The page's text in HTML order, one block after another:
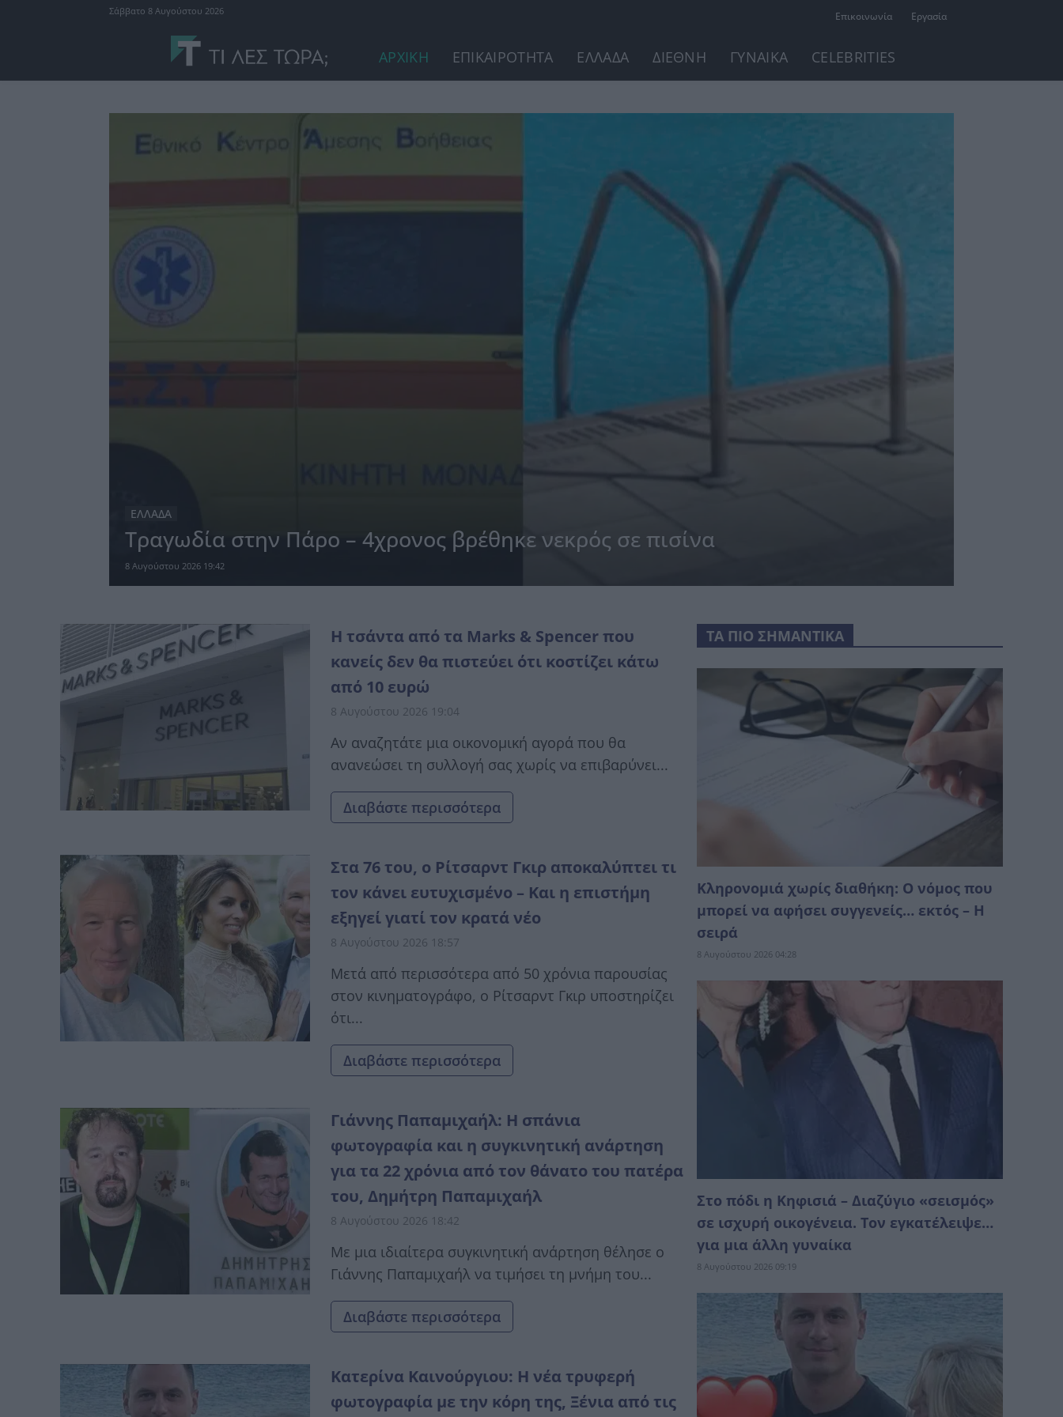
Επικοινωνία Εργασία
Σάββατο 8 Αυγούστου 2026
ΑΡΧΙΚΗ ΕΠΙΚΑΙΡΟΤΗΤΑ ΕΛΛΑΔΑ ΔΙΕΘΝΗ ΓΥΝΑΙΚΑ CELEBRITIES
ΕΛΛΑΔΑ
Τραγωδία στην Πάρο – 4χρονος βρέθηκε νεκρός σε πισίνα
8 Αυγούστου 2026 19:42
Η τσάντα από τα Marks & Spencer που
κανείς δεν θα πιστεύει ότι κοστίζει κάτω
από 10 ευρώ
8 Αυγούστου 2026 19:04
Αν αναζητάτε μια οικονομική αγορά που θα
ανανεώσει τη συλλογή σας χωρίς να επιβαρύνει...
Διαβάστε περισσότερα
Στα 76 του, ο Ρίτσαρντ Γκιρ αποκαλύπτει τι
τον κάνει ευτυχισμένο – Και η επιστήμη
εξηγεί γιατί τον κρατά νέο
8 Αυγούστου 2026 18:57
Μετά από περισσότερα από 50 χρόνια παρουσίας
στον κινηματογράφο, ο Ρίτσαρντ Γκιρ υποστηρίζει
ότι...
Διαβάστε περισσότερα
Γιάννης Παπαμιχαήλ: Η σπάνια
φωτογραφία και η συγκινητική ανάρτηση
για τα 22 χρόνια από τον θάνατο του πατέρα
του, Δημήτρη Παπαμιχαήλ
8 Αυγούστου 2026 18:42
Με μια ιδιαίτερα συγκινητική ανάρτηση θέλησε ο
Γιάννης Παπαμιχαήλ να τιμήσει τη μνήμη του...
Διαβάστε περισσότερα
Κατερίνα Καινούργιου: Η νέα τρυφερή
φωτογραφία με την κόρη της, Ξένια από τις
ΤΑ ΠΙΟ ΣΗΜΑΝΤΙΚΑ
Κληρονομιά χωρίς διαθήκη: Ο νόμος που
μπορεί να αφήσει συγγενείς… εκτός – Η
σειρά
8 Αυγούστου 2026 04:28
Στο πόδι η Κηφισιά – Διαζύγιο «σεισμός»
σε ισχυρή οικογένεια. Τον εγκατέλειψε…
για μια άλλη γυναίκα
8 Αυγούστου 2026 09:19